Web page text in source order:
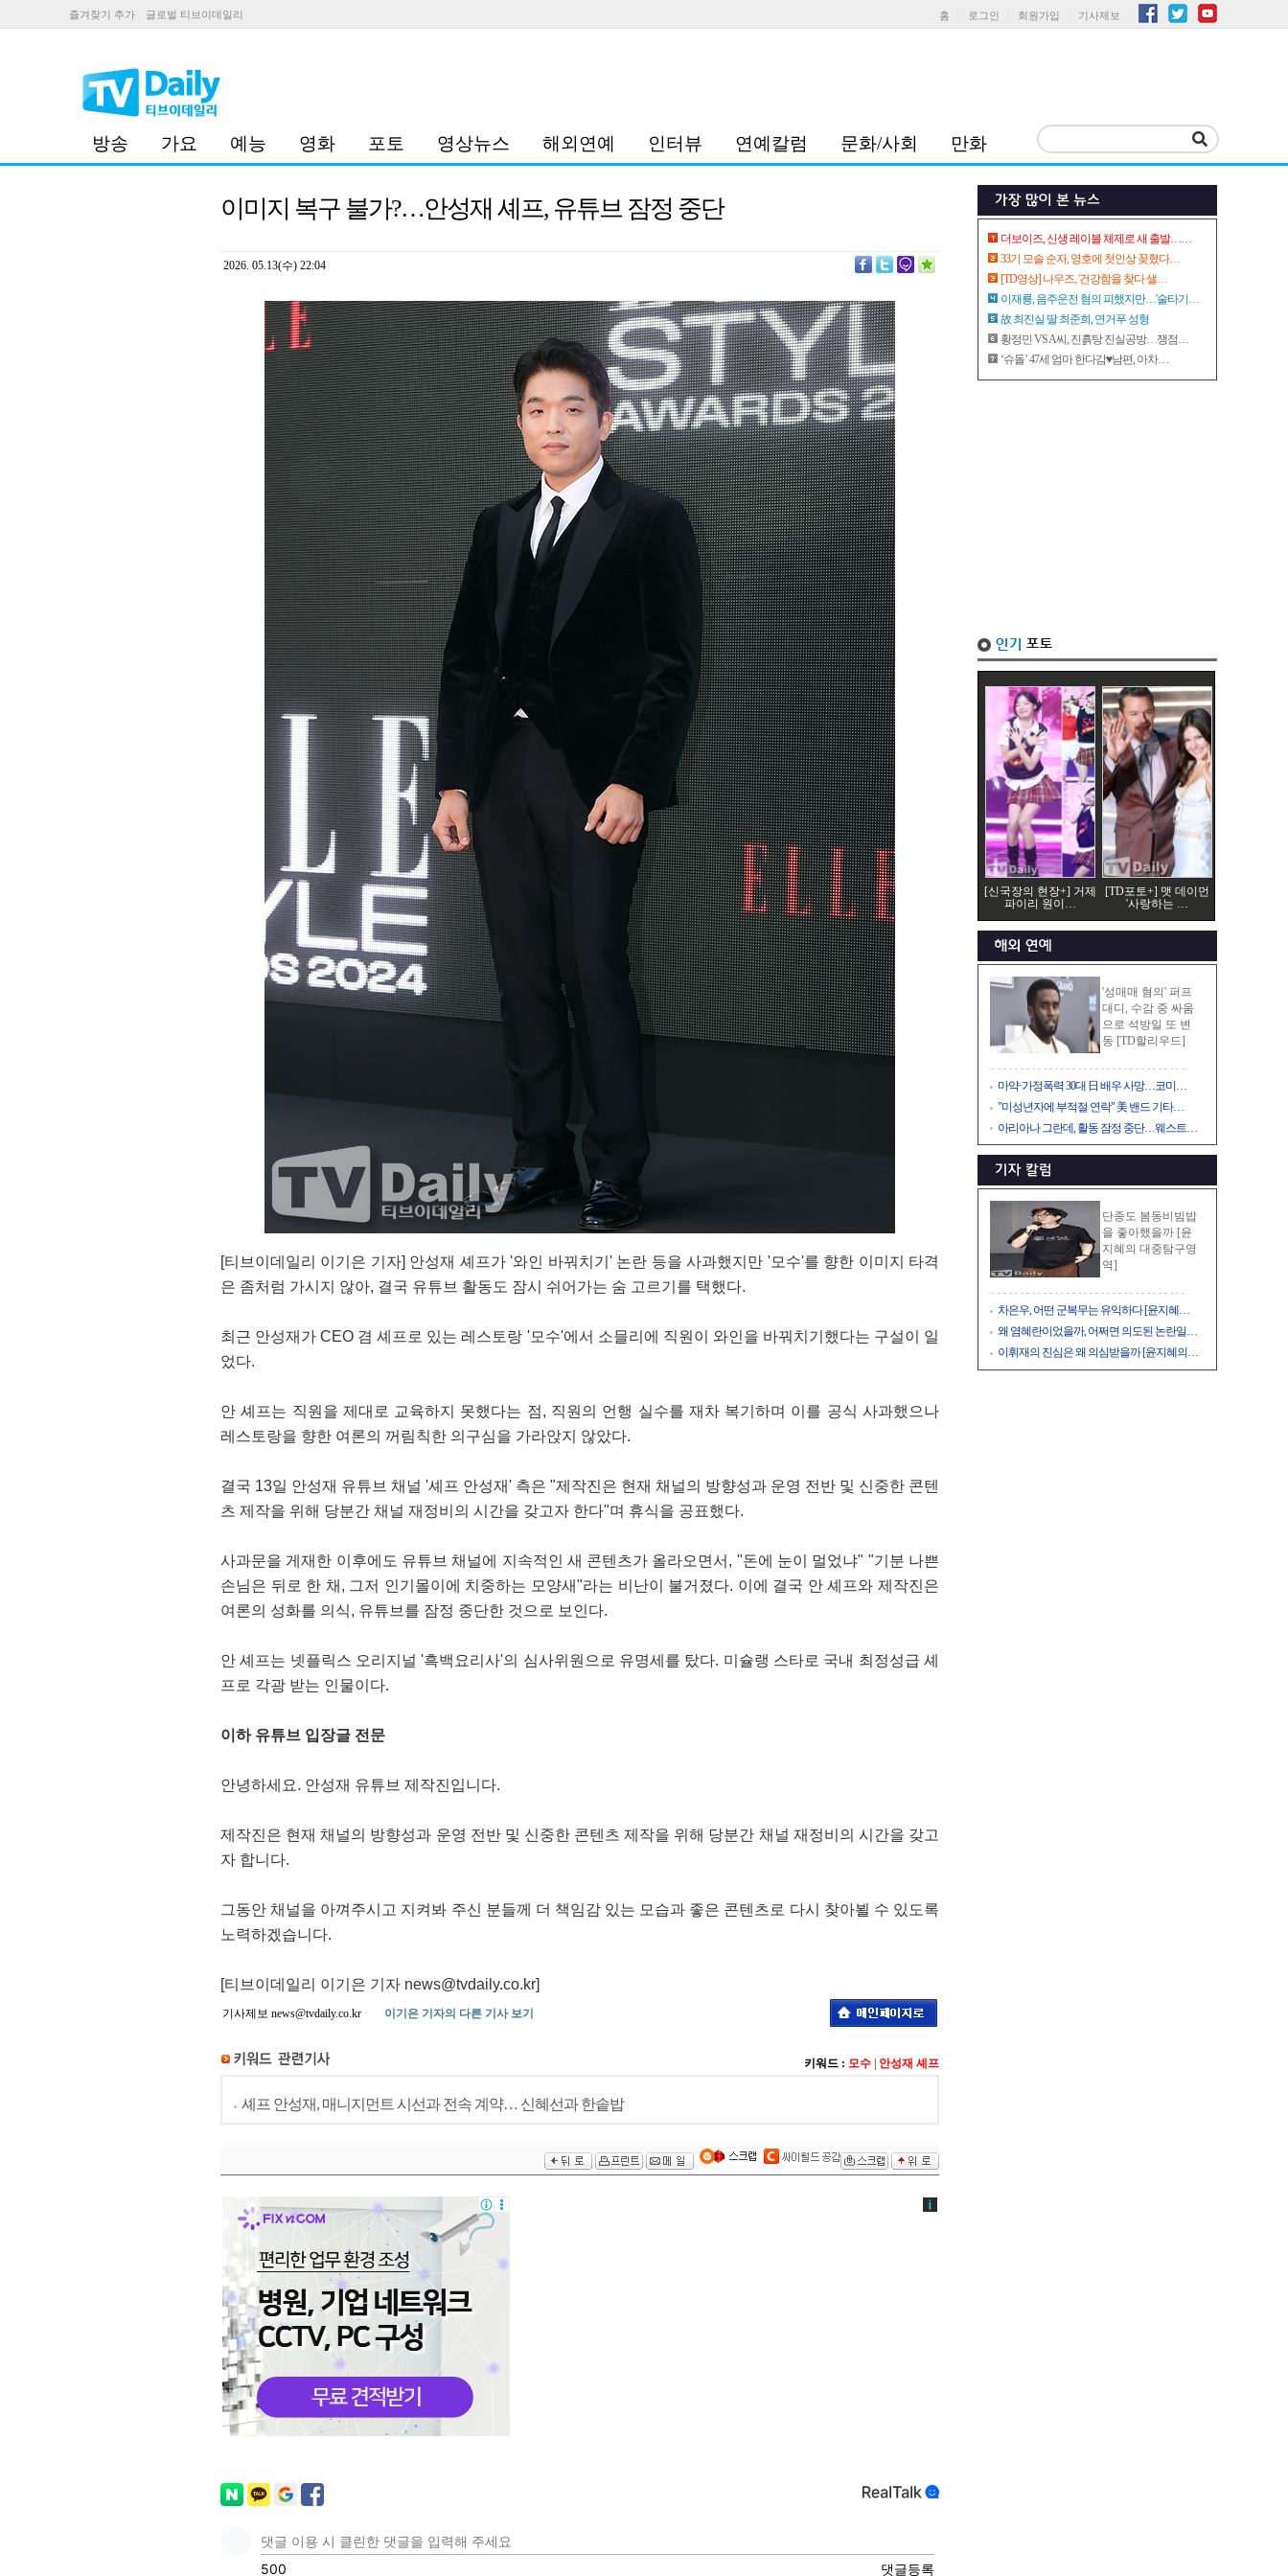
즐겨찾기 추가 글로벌 티브이데일리 홈 로그인 회원가입 기사제보
방송 가요 예능 영화 포토 영상뉴스 해외연예 인터뷰 연예칼럼 문화/사회 만화
이미지 복구 불가?…안성재 셰프, 유튜브 잠정 중단
2026. 05.13(수) 22:04
[티브이데일리 이기은 기자] 안성재 셰프가 '와인 바꿔치기' 논란 등을 사과했지만 '모수'를 향한 이미지 타격
은 좀처럼 가시지 않아, 결국 유튜브 활동도 잠시 쉬어가는 숨 고르기를 택했다.
최근 안성재가 CEO 겸 셰프로 있는 레스토랑 '모수'에서 소믈리에 직원이 와인을 바꿔치기했다는 구설이 일
었다.
안 셰프는 직원을 제대로 교육하지 못했다는 점, 직원의 언행 실수를 재차 복기하며 이를 공식 사과했으나
레스토랑을 향한 여론의 꺼림칙한 의구심을 가라앉지 않았다.
결국 13일 안성재 유튜브 채널 '셰프 안성재' 측은 "제작진은 현재 채널의 방향성과 운영 전반 및 신중한 콘텐
츠 제작을 위해 당분간 채널 재정비의 시간을 갖고자 한다"며 휴식을 공표했다.
사과문을 게재한 이후에도 유튜브 채널에 지속적인 새 콘텐츠가 올라오면서, "돈에 눈이 멀었냐" "기분 나쁜
손님은 뒤로 한 채, 그저 인기몰이에 치중하는 모양새"라는 비난이 불거졌다. 이에 결국 안 셰프와 제작진은
여론의 성화를 의식, 유튜브를 잠정 중단한 것으로 보인다.
안 셰프는 넷플릭스 오리지널 '흑백요리사'의 심사위원으로 유명세를 탔다. 미슐랭 스타로 국내 최정성급 셰
프로 각광 받는 인물이다.
이하 유튜브 입장글 전문
안녕하세요. 안성재 유튜브 제작진입니다.
제작진은 현재 채널의 방향성과 운영 전반 및 신중한 콘텐츠 제작을 위해 당분간 채널 재정비의 시간을 갖고
자 합니다.
그동안 채널을 아껴주시고 지켜봐 주신 분들께 더 책임감 있는 모습과 좋은 콘텐츠로 다시 찾아뵐 수 있도록
노력하겠습니다.
[티브이데일리 이기은 기자 news@tvdaily.co.kr]
기사제보 news@tvdaily.co.kr 이기은 기자의 다른 기사 보기
키워드 : 모수 안성재 셰프
셰프 안성재, 매니지먼트 시선과 전속 계약… 신혜선과 한솥밥
더보이즈, 신생 레이블 체제로 새 출발……
33기 모솔 순자, 영호에 첫인상 꽂혔다…
[TD영상] 나우즈, '건강함을 찾다 샐…
이재룡, 음주운전 혐의 피했지만…'술타기…
故 최진실 딸 최준희, 연거푸 성형
황정민 VS A씨, 진흙탕 진실공방…쟁점…
‘슈돌’ 47세 엄마 한다감♥남편, 아차…
[신국장의 현장+] 거제
파이리 원이…
[TD포토+] 맷 데이먼
'사랑하는 …
'성매매 혐의' 퍼프
대디, 수감 중 싸움
으로 석방일 또 변
동 [TD할리우드]
마약·가정폭력 30대 日 배우 사망…코미…
"미성년자에 부적절 연락" 美 밴드 기타…
아리아나 그란데, 활동 잠정 중단…웨스트…
단종도 봄동비빔밥
을 좋아했을까 [윤
지혜의 대중탐구영
역]
차은우, 어떤 군복무는 유익하다 [윤지혜…
왜 염혜란이었을까, 어쩌면 의도된 논란일…
이휘재의 진심은 왜 의심받을까 [윤지혜의…